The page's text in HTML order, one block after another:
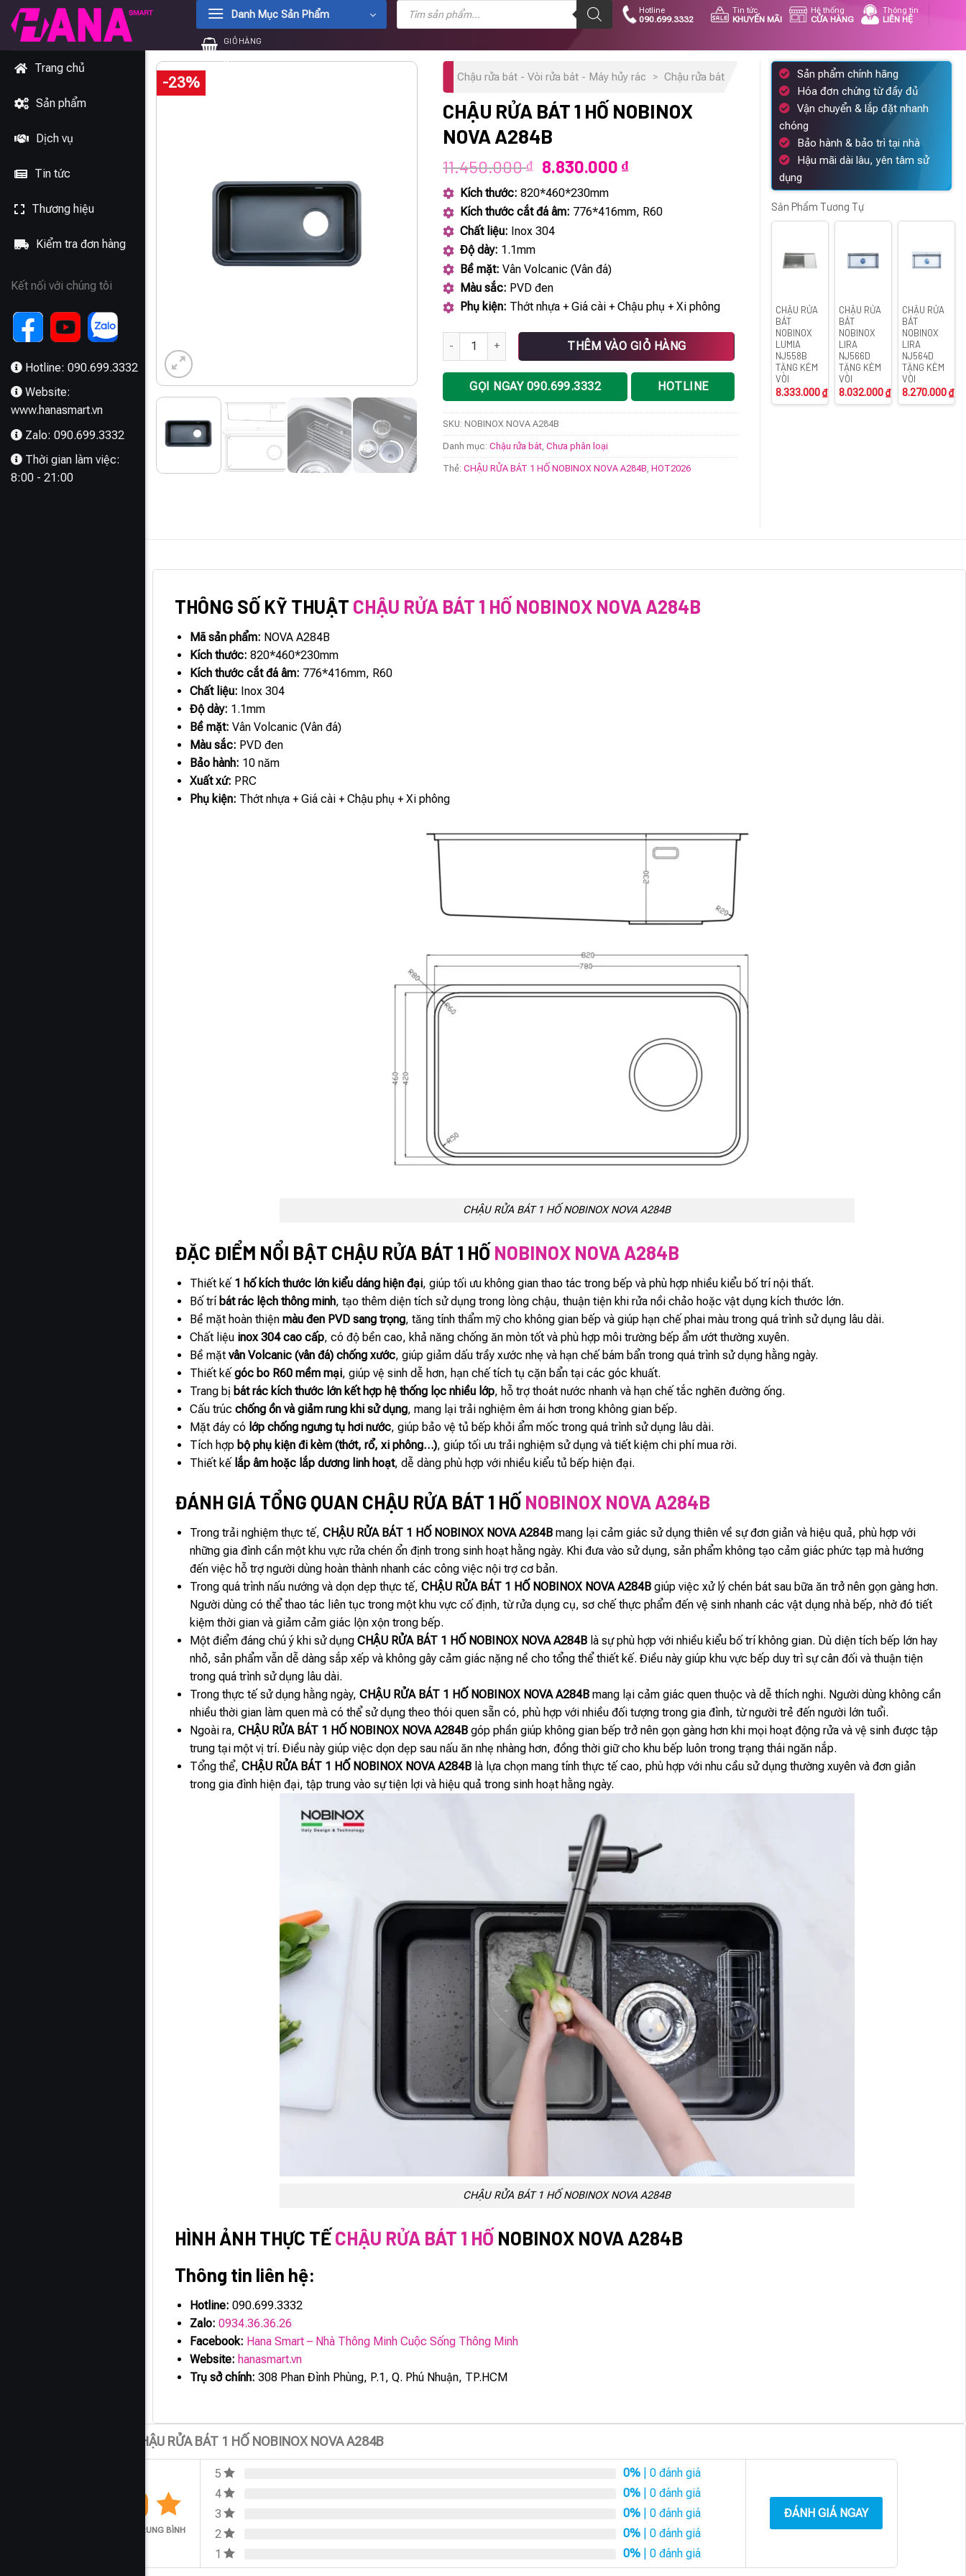
Chuyển
đến
dung
Danh Mục Sản Phẩm
Tìm
kiếm
phẩm
Hotline
090.699.3332
Tin tức
KHUYẾN MÃI
Hệ thống
CỬA HÀNG
Thông tin
LIÊN HỆ
GIỎ HÀNG
0₫
Trang chủ
Sản phẩm
Dịch vụ
Tin tức
Thương hiệu
Kiểm tra đơn hàng
Kết nối với chúng tôi
Hotline: 090.699.3332
Website:
www.hanasmart.vn
Zalo: 090.699.3332
Thời gian làm việc:
8:00 - 21:00
-23% Chậu rửa bát - Vòi rửa bát - Máy hủy rác > Chậu rửa bát
CHẬU RỬA BÁT 1 HỐ NOBINOX
NOVA A284B
11.450.000₫
Giá
gốc
là:
11.450.000 ₫.
8.830.000 ₫Giá
là:
Kích thước: 820*460*230mm
Kích thước cắt đá âm: 776*416mm, R60
Chất liệu: Inox 304
Độ dày: 1.1mm
Bề mặt: Vân Volcanic (Vân đá)
Màu sắc: PVD đen
Phụ kiện: Thớt nhựa + Giá cài + Chậu phụ + Xi phông
CHẬU RỬA BÁT 1 HỐ NOBINOX NOVA A284B số lượng
THÊM VÀO GIỎ HÀNG
GỌI NGAY 090.699.3332 HOTLINE
SKU:NOBINOX NOVA A284B
Danh mục:Chậu rửa bát ,Chưa phân loại
Thẻ:CHẬU RỬA BÁT 1 HỐ NOBINOX NOVA A284B ,HOT2026
Sản phẩm chính hãng
Hóa đơn chứng từ đầy đủ
Vận chuyển & lắp đặt nhanh
chóng
Bảo hành & bảo trì tại nhà
Hậu mãi dài lâu, yên tâm sử
dụng
Sản Phẩm Tương Tự
CHẬU RỬA
BÁT
NOBINOX
LUMIA
NJ558B
TẶNG KÈM
VÒI
8.333.000₫
CHẬU RỬA
BÁT
NOBINOX
LIRA
NJ566D
TẶNG KÈM
VÒI
8.032.000₫
CHẬU RỬA
BÁT
NOBINOX
LIRA
NJ564D
TẶNG KÈM
VÒI
8.270.000₫
THÔNG SỐ KỸ THUẬT CHẬU RỬA BÁT 1 HỐ NOBINOX NOVA A284B
Mã sản phẩm: NOVA A284B
Kích thước: 820*460*230mm
Kích thước cắt đá âm: 776*416mm, R60
Chất liệu: Inox 304
Độ dày: 1.1mm
Bề mặt: Vân Volcanic (Vân đá)
Màu sắc: PVD đen
Bảo hành: 10 năm
Xuất xứ: PRC
Phụ kiện: Thớt nhựa + Giá cài + Chậu phụ + Xi phông
CHẬU RỬA BÁT 1 HỐ NOBINOX NOVA A284B
ĐẶC ĐIỂM NỔI BẬT CHẬU RỬA BÁT 1 HỐ NOBINOX NOVA A284B
Thiết kế 1 hố kích thước lớn kiểu dáng hiện đại, giúp tối ưu không gian thao tác trong bếp và phù hợp nhiều kiểu bố trí nội thất.
Bố trí bát rác lệch thông minh, tạo thêm diện tích sử dụng trong lòng chậu, thuận tiện khi rửa nồi chảo hoặc vật dụng kích thước lớn.
Bề mặt hoàn thiệnmàu đen PVD sang trọng, tăng tính thẩm mỹ cho không gian bếp và giúp hạn chế phai màu trong quá trình sử dụng lâu dài.
Chất liệu inox 304 cao cấp, có độ bền cao, khả năng chống ăn mòn tốt và phù hợp môi trường bếp ẩm ướt thường xuyên.
Bề mặtvân Volcanic (vân đá) chống xước, giúp giảm dấu trầy xước nhẹ và hạn chế bám bẩn trong quá trình sử dụng hằng ngày.
Thiết kếgóc bo R60 mềm mại, giúp vệ sinh dễ hơn, hạn chế tích tụ cặn bẩn tại các góc khuất.
Trang bị bát rác kích thước lớn kết hợp hệ thống lọc nhiều lớp, hỗ trợ thoát nước nhanh và hạn chế tắc nghẽn đường ống.
Cấu trúcchống ồn và giảm rung khi sử dụng, mang lại trải nghiệm êm ái hơn trong không gian bếp.
Mặt đáy có lớp chống ngưng tụ hơi nước, giúp bảo vệ tủ bếp khỏi ẩm mốc trong quá trình sử dụng lâu dài.
Tích hợp bộ phụ kiện đi kèm (thớt, rổ, xi phông…), giúp tối ưu trải nghiệm sử dụng và tiết kiệm chi phí mua rời.
Thiết kế lắp âm hoặc lắp dương linh hoạt, dễ dàng phù hợp với nhiều kiểu tủ bếp hiện đại.
ĐÁNH GIÁ TỔNG QUAN CHẬU RỬA BÁT 1 HỐ NOBINOX NOVA A284B
Trong trải nghiệm thực tế,CHẬU RỬA BÁT 1 HỐ NOBINOX NOVA A284B mang lại cảm giác sử dụng thiên về sự đơn giản và hiệu quả, phù hợp với
những gia đình cần một khu vực rửa chén ổn định trong sinh hoạt hằng ngày. Khi đưa vào sử dụng, sản phẩm không tạo cảm giác phức tạp mà hướng
đến việc hỗ trợ người dùng hoàn thành nhanh các công việc nội trợ cơ bản.
Trong quá trình nấu nướng và dọn dẹp thực tế,CHẬU RỬA BÁT 1 HỐ NOBINOX NOVA A284B giúp việc xử lý chén bát sau bữa ăn trở nên gọn gàng hơn.
Người dùng có thể thao tác liên tục trong một khu vực cố định, từ rửa dụng cụ, sơ chế thực phẩm đến vệ sinh nhanh các vật dụng nhà bếp, nhờ đó tiết
kiệm thời gian và giảm cảm giác lộn xộn trong bếp.
Một điểm đáng chú ý khi sử dụngCHẬU RỬA BÁT 1 HỐ NOBINOX NOVA A284B là sự phù hợp với nhiều kiểu bố trí không gian. Dù diện tích bếp lớn hay
nhỏ, sản phẩm vẫn dễ dàng sắp xếp và không gây cảm giác nặng nề cho tổng thể thiết kế. Điều này giúp khu vực bếp duy trì sự cân đối và thuận tiện
trong quá trình sử dụng lâu dài.
Trong thực tế sử dụng hằng ngày,CHẬU RỬA BÁT 1 HỐ NOBINOX NOVA A284B mang lại cảm giác quen thuộc và dễ thích nghi. Người dùng không cần
nhiều thời gian làm quen mà có thể sử dụng theo thói quen sẵn có, phù hợp với nhiều đối tượng trong gia đình, từ người trẻ đến người lớn tuổi.
Ngoài ra,CHẬU RỬA BÁT 1 HỐ NOBINOX NOVA A284B góp phần giúp không gian bếp trở nên gọn gàng hơn khi mọi hoạt động rửa và vệ sinh được tập
trung tại một vị trí. Điều này giúp việc dọn dẹp sau nấu ăn nhẹ nhàng hơn, đồng thời giữ cho khu bếp luôn trong trạng thái ngăn nắp.
Tổng thể,CHẬU RỬA BÁT 1 HỐ NOBINOX NOVA A284B là lựa chọn mang tính thực tế cao, phù hợp với nhu cầu sử dụng thường xuyên và đơn giản
trong gia đình hiện đại, tập trung vào sự tiện lợi và hiệu quả trong sinh hoạt hằng ngày.
CHẬU RỬA BÁT 1 HỐ NOBINOX NOVA A284B
HÌNH ẢNH THỰC TẾCHẬU RỬA BÁT 1 HỐ NOBINOX NOVA A284B
Thông tin liên hệ:
Hotline: 090.699.3332
Zalo: 0934.36.36.26
Facebook: Hana Smart – Nhà Thông Minh Cuộc Sống Thông Minh
Website: hanasmart.vn
Trụ sở chính: 308 Phan Đình Phùng, P.1, Q. Phú Nhuận, TP.HCM
Đánh giá CHẬU RỬA BÁT 1 HỐ NOBINOX NOVA A284B
0.0
ĐÁNH GIÁ TRUNG BÌNH
5 0%| 0 đánh giá
4
0%| 0 đánh giá
3
0%| 0 đánh giá
2
0%| 0 đánh giá
1
0%| 0 đánh giá
ĐÁNH GIÁ NGAY